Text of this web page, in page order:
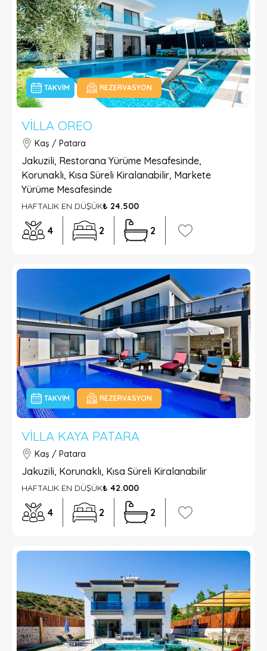
TAKVIM REZERVASYON
VILLA OREO
Kaş / Patara
Jakuzili, Restorana Yürüme Mesafesinde,
Korunaklı, Kısa Süreli Kiralanabilir, Markete
Yürüme Mesafesinde
HAFTALIK EN DÜŞÜK₺ 24.500
4 2 2
TAKVIM REZERVASYON
VILLA KAYA PATARA
Kaş / Patara
Jakuzili, Korunaklı, Kısa Süreli Kiralanabilir
HAFTALIK EN DÜŞÜK₺ 42.000
4 2 2